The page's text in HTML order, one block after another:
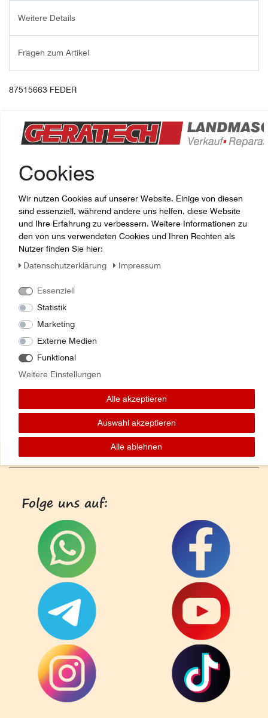
Weitere Details
Fragen zum Artikel
87515663 FEDER
Zuletzt angesehene Artikel:
Folge uns auf:
Cookies
Wir nutzen Cookies auf unserer Website. Einige von diesen
sind essenziell, während andere uns helfen, diese Website
und Ihre Erfahrung zu verbessern. Weitere Informationen zu
den von uns verwendeten Cookies und Ihren Rechten als
Nutzer finden Sie hier:
Daten­schutz­erklärung
Impressum
Essenziell
Statistik
Marketing
Externe Medien
Funktional
Weitere Einstellungen
Alle akzeptieren
Auswahl akzeptieren
Alle ablehnen